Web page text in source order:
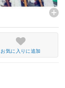
お気に入りに追加